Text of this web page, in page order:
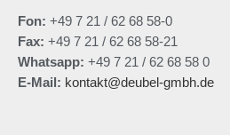
Fon: +49 7 21 / 62 68 58-0
Fax: +49 7 21 / 62 68 58-21
Whatsapp: +49 7 21 / 62 68 58 0
E-Mail: kontakt@deubel-gmbh.de